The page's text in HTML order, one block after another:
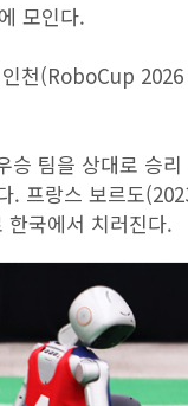
모인다.
천(RoboCup
승 팀을 상대로 승
. 프랑스 보르도
국에서 치러진다.